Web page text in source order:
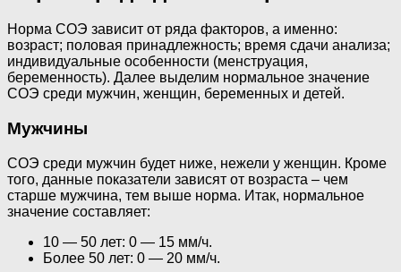
Норма СОЭ зависит от ряда факторов, а именно:
возраст; половая принадлежность; время сдачи анализа;
индивидуальные особенности (менструация,
беременность). Далее выделим нормальное значение
СОЭ среди мужчин, женщин, беременных и детей.
Мужчины
СОЭ среди мужчин будет ниже, нежели у женщин. Кроме
того, данные показатели зависят от возраста – чем
старше мужчина, тем выше норма. Итак, нормальное
значение составляет:
10 — 50 лет: 0 — 15 мм/ч.
Более 50 лет: 0 — 20 мм/ч.